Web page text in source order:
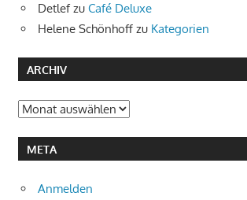
Detlefzu Café Deluxe
Helene Schönhoff zu Kategorien
ARCHIV
Archiv
META
Anmelden